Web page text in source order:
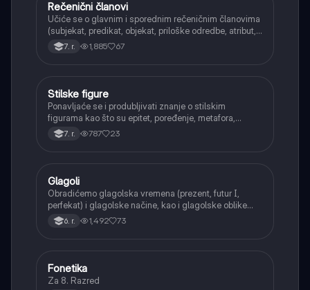
Srpski jezik
Rečenični članovi
Učiće se o glavnim i sporednim rečeničnim članovima
(subjekat, predikat, objekat, priloške odredbe, atribut,
apozicija) i njihovoj funkciji.
7. r. 1,885 67
Srpski jezik
Stilske figure
Ponavljaće se i produbljivati znanje o stilskim
figurama kao što su epitet, poređenje, metafora,
personifikacija, hiperbola, onomatopeja, aliteracija i
asonanca, razumevajući njihovu ulogu u tekstu.
7. r. 787 23
Srpski jezik
Glagoli
Obradićemo glagolska vremena (prezent, futur I,
perfekat) i glagolske načine, kao i glagolske oblike
(infinitiv, glagolski pridevi i prilozi) i glagolski vid
(svršeni i nesvršeni).
6. r. 1,492 73
Srpski jezik
Fonetika
Za 8. Razred